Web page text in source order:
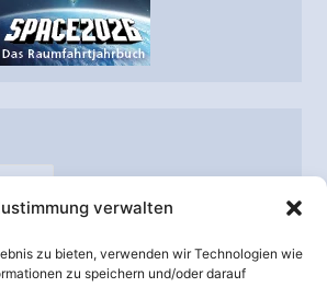
verwalten
zu bieten, verwenden wir Technologien wie
zu speichern und/oder darauf